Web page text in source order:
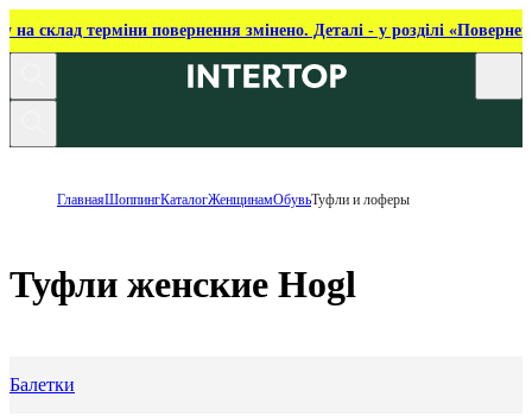
на склад терміни повернення змінено. Деталі - у розділі
ГлавнаяШоппингКаталогЖенщинамОбувьТуфли и лоферы
Туфли женские Hogl
Балетки